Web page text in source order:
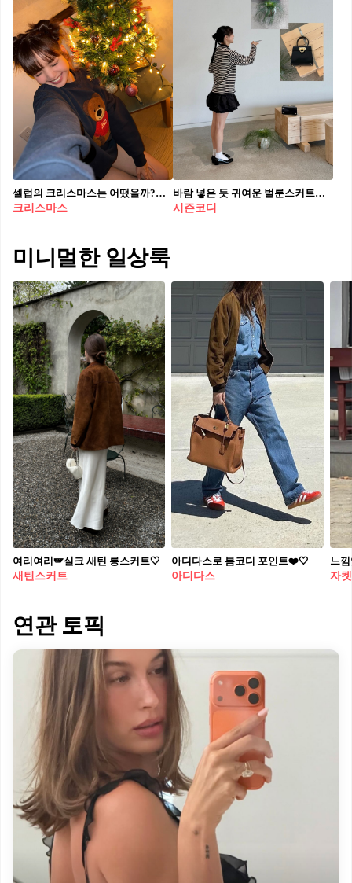
셀럽의 크리스마스는 어땠을까?🎅🏻 속아줄테니까 다시 돌아와주라 @크리스마스..🎄🥹
크리스마스
바람 넣은 듯 귀여운 벌룬스커트🩵 걸을 때마다 통통 튀는 매력으로 여름 데일리룩 완성💨
시즌코디
미니멀한 일상룩
여리여리🪽실크 새틴 롱스커트🤍
새틴스커트
아디다스로 봄코디 포인트❤️🤍​
아디다스
느
자켓
연관 토픽